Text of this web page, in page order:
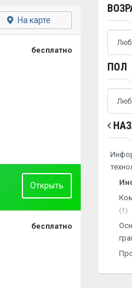
На карте
бесплатно
Открыть
бесплатно
ПОЛ
(1)